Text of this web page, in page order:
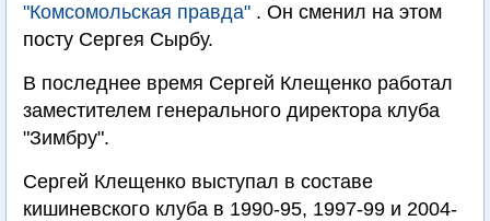
"Комсомольская правда" . Он сменил на этом
посту Сергея Сырбу.
В последнее время Сергей Клещенко работал
заместителем генерального директора клуба
"Зимбру".
Сергей Клещенко выступал в составе
кишиневского клуба в 1990-95, 1997-99 и 2004-